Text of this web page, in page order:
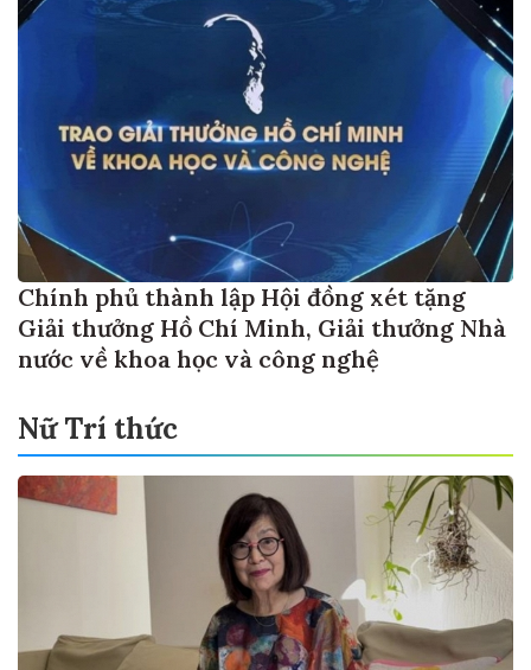
Chính phủ thành lập Hội đồng xét tặng
Giải thưởng Hồ Chí Minh, Giải thưởng Nhà
nước về khoa học và công nghệ
Nữ Trí thức